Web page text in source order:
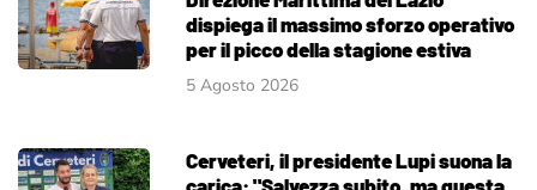
dispiega il massimo sforzo operativo
per il picco della stagione estiva
5 Agosto 2026
Cerveteri, il presidente Lupi suona la
carica: "Salvezza subito, ma questa